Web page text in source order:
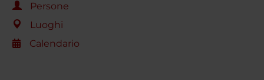
Persone
Luoghi
Calendario